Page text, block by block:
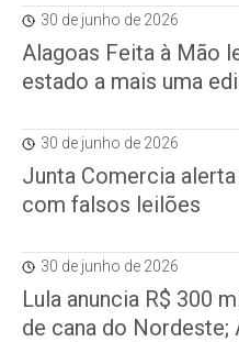
30 de junho de 2026
Alagoas Feita à Mão
estado a mais uma
30 de junho de 2026
Junta Comercia
com falsos leilões
30 de junho de 2026
Lula anuncia R$ 300
de cana do Nordeste;